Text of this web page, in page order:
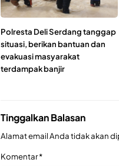
Polresta Deli Serdang tanggap
situasi, berikan bantuan dan
evakuasi masyarakat
terdampak banjir
Tinggalkan Balasan
Alamat email Anda tidak akan
Komentar*